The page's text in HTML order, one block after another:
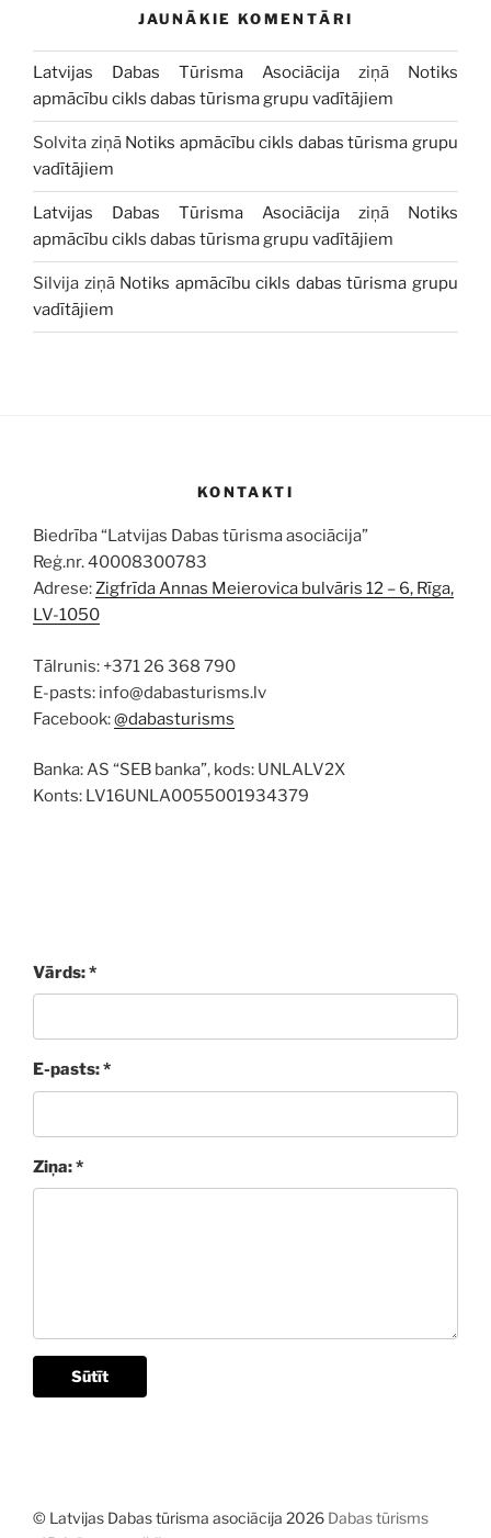
JAUNĀKIE KOMENTĀRI
Latvijas Dabas Tūrisma Asociācija ziņā Notiks
apmācību cikls dabas tūrisma grupu vadītājiem
Solvita ziņā Notiks apmācību cikls dabas tūrisma grupu
vadītājiem
Latvijas Dabas Tūrisma Asociācija ziņā Notiks
apmācību cikls dabas tūrisma grupu vadītājiem
Silvija ziņā Notiks apmācību cikls dabas tūrisma grupu
vadītājiem
KONTAKTI
Biedrība “Latvijas Dabas tūrisma asociācija”
Reģ.nr. 40008300783
Adrese:Zigfrīda Annas Meierovica bulvāris 12 – 6, Rīga,
LV-1050
Tālrunis: +371 26 368 790
E-pasts: info@dabasturisms.lv
Facebook:@dabasturisms
Banka: AS “SEB banka”, kods: UNLALV2X
Konts: LV16UNLA0055001934379
Vārds: *
E-pasts: *
Ziņa: *
Sūtīt
© Latvijas Dabas tūrisma asociācija 2026 Dabas tūrisms